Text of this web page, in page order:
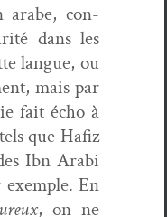
arabe, con­
dans les
langue, ou
mais par
fait écho à
que Hafiz
Ibn Ara­bi
En
, on ne